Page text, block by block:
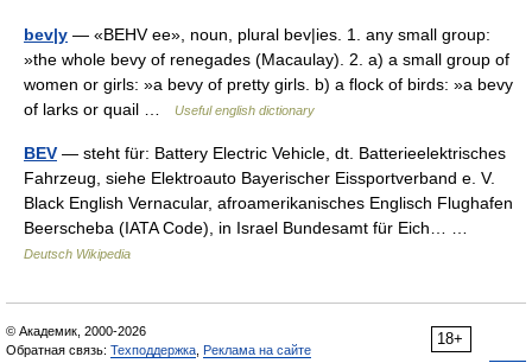
bev|y — «BEHV ee», noun, plural bev|ies. 1. any small group:
»the whole bevy of renegades (Macaulay). 2. a) a small group of
women or girls: »a bevy of pretty girls. b) a flock of birds: »a bevy
of larks or quail …
Useful english dictionary
BEV — steht für: Battery Electric Vehicle, dt. Batterieelektrisches
Fahrzeug, siehe Elektroauto Bayerischer Eissportverband e. V.
Black English Vernacular, afroamerikanisches Englisch Flughafen
Beerscheba (IATA Code), in Israel Bundesamt für Eich… …
Deutsch Wikipedia
18+
© Академик, 2000-2026
Обратная связь: Техподдержка Реклама на сайте